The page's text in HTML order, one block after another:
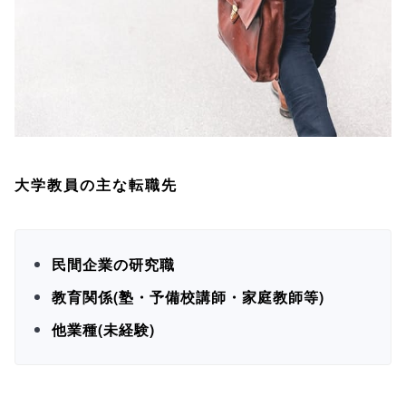
大学教員の主な転職先
民間企業の研究職
教育関係(塾・予備校講師・家庭教師等)
他業種(未経験)